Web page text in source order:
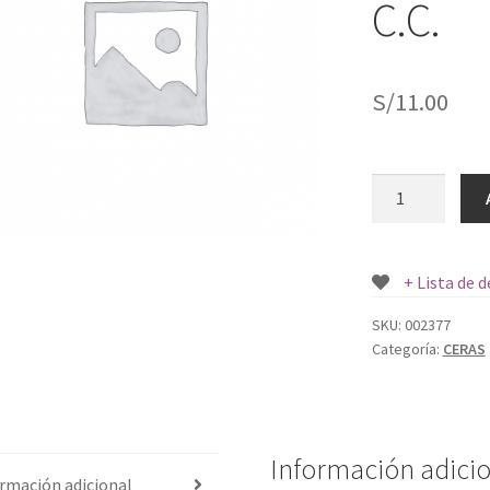
C.C.
S/11.00
500
C.C.
cantidad
+ Lista de
SKU: 002377
Categoría: CERAS
adicional Información